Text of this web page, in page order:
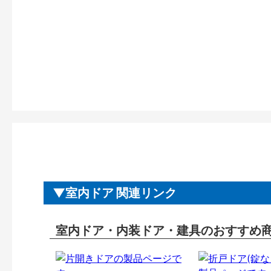
室内ドア 関連リンク
室内ドア・内装ドア・建具のおすすめ